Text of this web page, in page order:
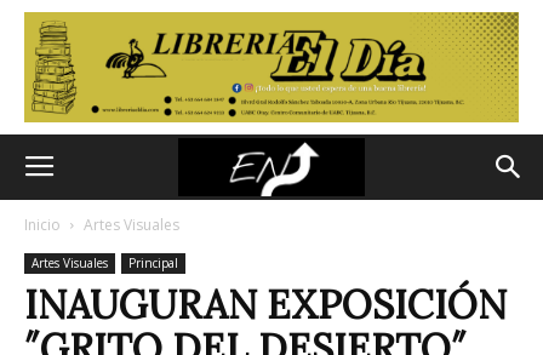
Inicio Artes Visuales
Artes Visuales Principal
INAUGURAN EXPOSICIÓN